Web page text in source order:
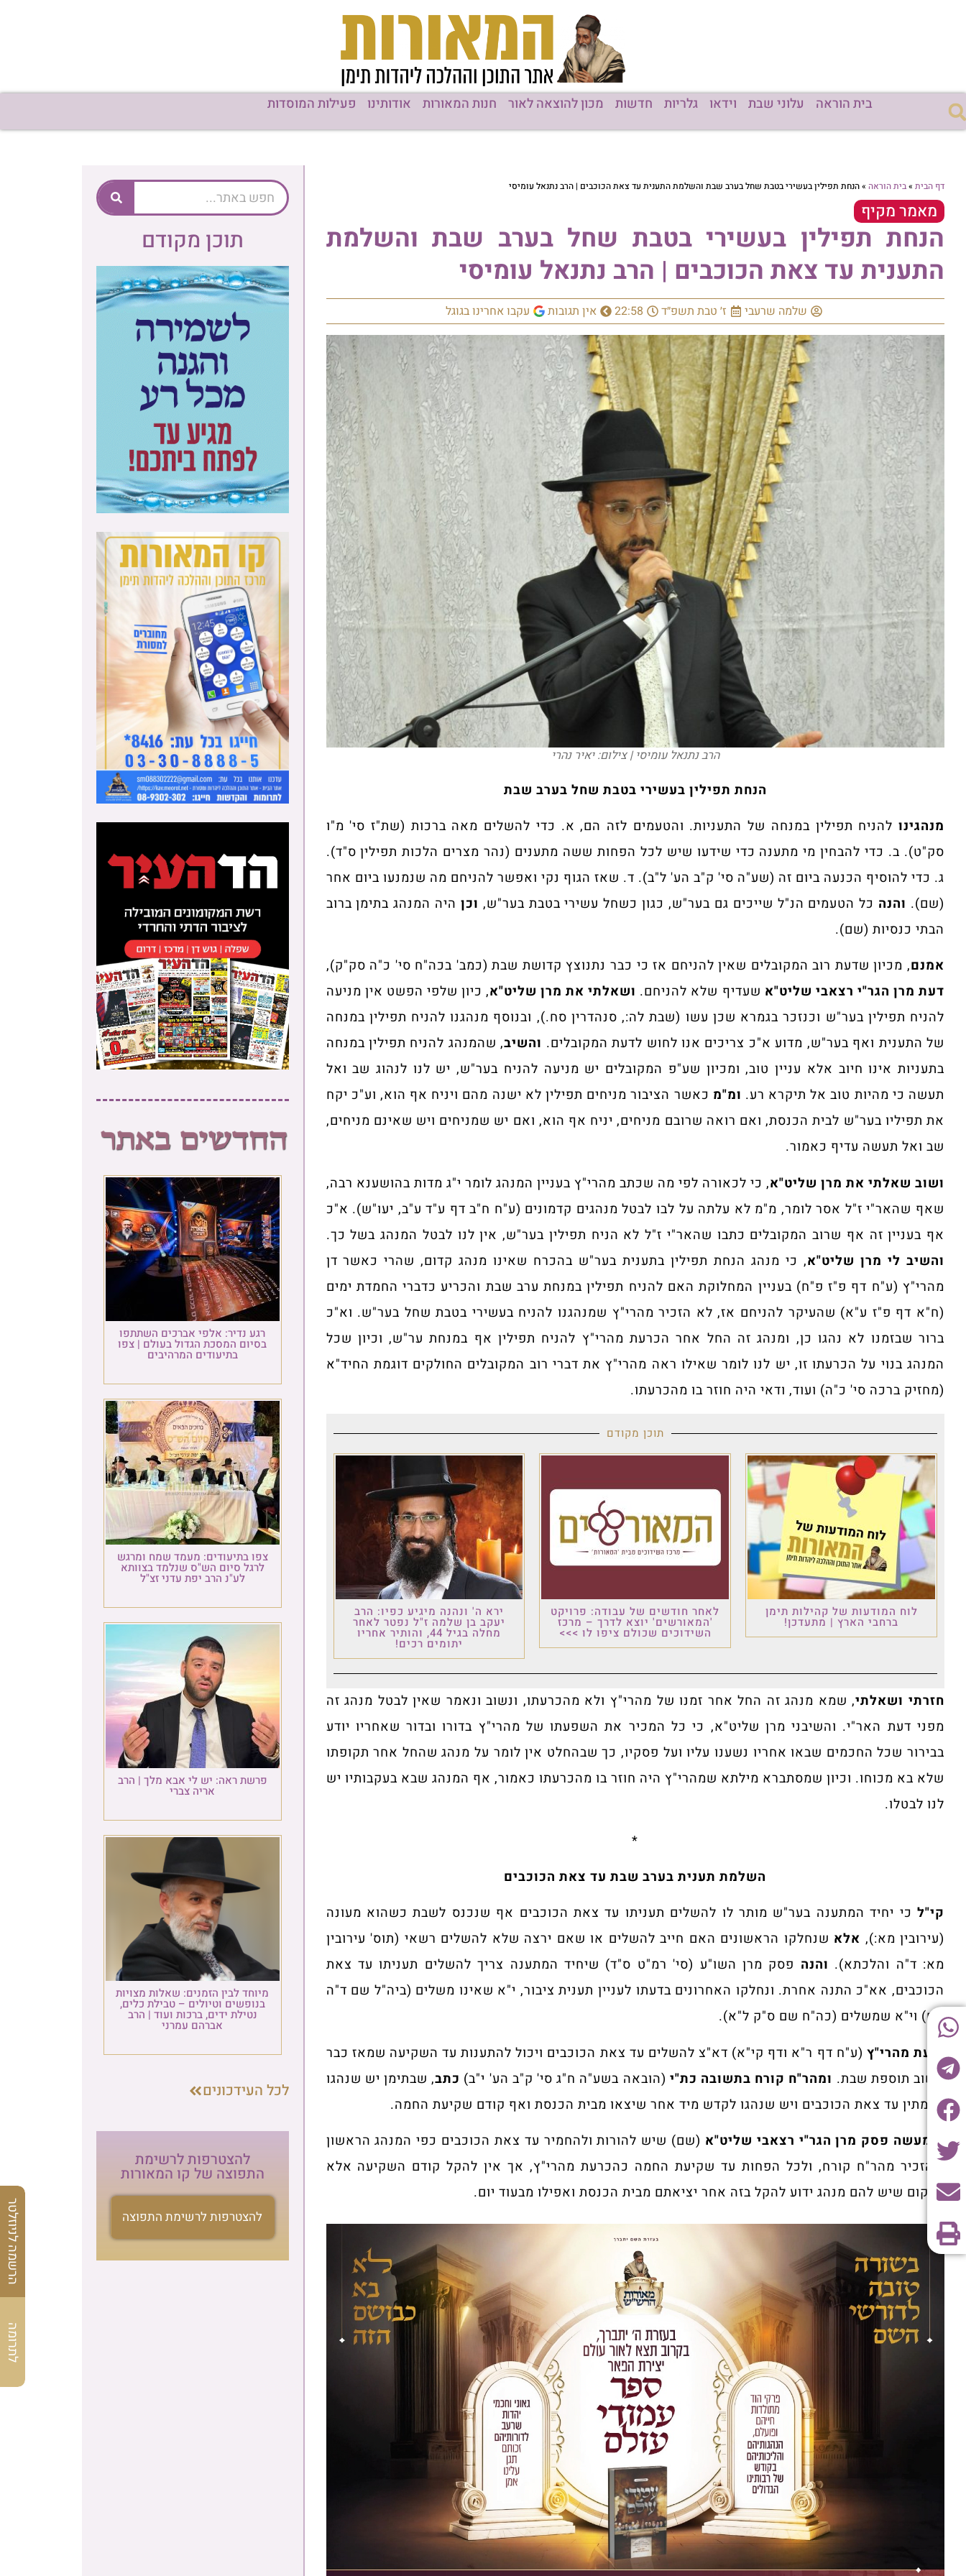
בית הוראה עלוני שבת וידאו גלריות חדשות מכון להוצאה לאור חנות המאורות אודותינו פעילות המוסדות
דף הבית »בית הוראה »הנחת תפילין בעשירי בטבת שחל בערב שבת והשלמת התענית עד צאת הכוכבים | הרב נתנאל עומיסי
מאמר מקיף
הנחת תפילין בעשירי בטבת שחל בערב שבת והשלמת
התענית עד צאת הכוכבים | הרב נתנאל עומיסי
שלמה שרעבי ז׳ טבת תשפ״ד 22:58 אין תגובות עקבו אחרינו בגוגל
הרב נתנאל עומיסי | צילום: יאיר נהרי
הנחת תפילין בעשירי בטבת שחל בערב שבת
מנהגינו להניח תפילין במנחה של התעניות. והטעמים לזה הם, א. כדי להשלים מאה ברכות (שת"ז סי' מ"ו
סק"ט). ב. כדי להבחין מי מתענה כדי שידעו שיש לכל הפחות ששה מתענים (נהר מצרים הלכות תפילין ס"ד).
ג. כדי להוסיף הכנעה ביום זה (שע"ה סי' ק"ב הע' ל"ב). ד. שאז הגוף נקי ואפשר להניחם מה שנמנעו ביום אחר
(שם). והנה כל הטעמים הנ"ל שייכים גם בער"ש, כגון כשחל עשירי בטבת בער"ש, וכן היה המנהג בתימן ברוב
הבתי כנסיות (שם).
אמנם, מכיון שדעת רוב המקובלים שאין להניחם אז כי כבר נתנוצץ קדושת שבת (כמב' בכה"ח סי' כ"ה סק"ק),
דעת מרן הגר"י רצאבי שליט"א שעדיף שלא להניחם. ושאלתי את מרן שליט"א, כיון שלפי הפשט אין מניעה
להניח תפילין בער"ש וכנזכר בגמרא שכן עשו (שבת לה:, סנהדרין סח.), ובנוסף מנהגנו להניח תפילין במנחה
של התענית ואף בער"ש, מדוע א"כ צריכים אנו לחוש לדעת המקובלים. והשיב, שהמנהג להניח תפילין במנחה
בתעניות אינו חיוב אלא עניין טוב, ומכיון שע"פ המקובלים יש מניעה להניח בער"ש, יש לנו לנהוג שב ואל
תעשה כי מהיות טוב אל תיקרא רע. ומ"מ כאשר הציבור מניחים תפילין לא ישנה מהם ויניח אף הוא, וע"כ יקח
את תפיליו בער"ש לבית הכנסת, ואם רואה שרובם מניחים, יניח אף הוא, ואם יש שמניחים ויש שאינם מניחים,
שב ואל תעשה עדיף כאמור.
ושוב שאלתי את מרן שליט"א, כי לכאורה לפי מה שכתב מהרי"ץ בעניין המנהג לומר י"ג מדות בהושענא רבה,
שאף שהאר"י ז"ל אסר לומר, מ"מ לא עלתה על לבו לבטל מנהגים קדמונים (ע"ח ח"ב דף ע"ד ע"ב, יעו"ש). א"כ
אף בעניין זה אף שרוב המקובלים כתבו שהאר"י ז"ל לא הניח תפילין בער"ש, אין לנו לבטל המנהג בשל כך.
והשיב לי מרן שליט"א, כי מנהג הנחת תפילין בתענית בער"ש בהכרח שאינו מנהג קדום, שהרי כאשר דן
מהרי"ץ (ע"ח דף פ"ז פ"ח) בעניין המחלוקת האם להניח תפילין במנחת ערב שבת והכריע כדברי החמדת ימים
(ח"א דף פ"ז ע"א) שהעיקר להניחם אז, לא הזכיר מהרי"ץ שמנהגנו להניח בעשירי בטבת שחל בער"ש. וא"כ
ברור שבזמנו לא נהגו כן, ומנהג זה החל אחר הכרעת מהרי"ץ להניח תפילין אף במנחת ער"ש, וכיון שכל
המנהג בנוי על הכרעתו זו, יש לנו לומר שאילו ראה מהרי"ץ את דברי רוב המקובלים החולקים דוגמת החיד"א
(מחזיק ברכה סי' כ"ה) ועוד, ודאי היה חוזר בו מהכרעתו.
תוכן מקודם
לוח המודעות של קהילות תימן
ברחבי הארץ | מתעדכן!
לאחר חודשים של עבודה: פרויקט
'המאורשים' יוצא לדרך – מרכז
השידוכים שכולם ציפו לו >>>
ירא ה' ונהנה מיגיע כפיו: הרב
יעקב בן שלמה ז"ל נפטר לאחר
מחלה בגיל 44, והותיר אחריו
יתומים רכים!
חזרתי ושאלתי, שמא מנהג זה החל אחר זמנו של מהרי"ץ ולא מהכרעתו, ונשוב ונאמר שאין לבטל מנהג זה
מפני דעת האר"י. והשיבני מרן שליט"א, כי כל המכיר את השפעתו של מהרי"ץ בדורו ובדור שאחריו יודע
בבירור שכל החכמים שבאו אחריו נשענו עליו ועל פסקיו, כך שבהחלט אין לומר על מנהג שהחל אחר תקופתו
שלא בא מכוחו. וכיון שמסתברא מילתא שמהרי"ץ היה חוזר בו מהכרעתו כאמור, אף המנהג שבא בעקבותיו יש
לנו לבטלו.
*
השלמת תענית בערב שבת עד צאת הכוכבים
קי"ל כי יחיד המתענה בער"ש מותר לו להשלים תעניתו עד צאת הכוכבים אף שנכנס לשבת כשהוא מעונה
(עירובין מא:), אלא שנחלקו הראשונים האם חייב להשלים או שאם ירצה שלא להשלים רשאי (תוס' עירובין
מא: ד"ה והלכתא). והנה פסק מרן השו"ע (סי' רמ"ט ס"ד) שיחיד המתענה צריך להשלים תעניתו עד צאת
הכוכבים, אא"כ התנה אחרת. ונחלקו האחרונים בדעתו לעניין תענית ציבור, י"א שאינו משלים (ביה"ל שם ד"ה
אם) וי"א שמשלים (כה"ח שם ס"ק ל"א).
ודעת מהרי"ץ (ע"ח דף ר"א ודף קי"א) דא"צ להשלים עד צאת הכוכבים ויכול להתענות עד השקיעה שמאז כבר
חשוב תוספת שבת. ומהר"ח קורח בתשובה כת"י (הובאה בשע"ה ח"ג סי' ק"ב הע' י"ב) כתב, שבתימן יש שנהגו
להמתין עד צאת הכוכבים ויש שנהגו לקדש מיד אחר שיצאו מבית הכנסת ואף קודם שקיעת החמה.
ולמעשה פסק מרן הגר"י רצאבי שליט"א (שם) שיש להורות ולהחמיר עד צאת הכוכבים כפי המנהג הראשון
שהזכיר מהר"ח קורח, ולכל הפחות עד שקיעת החמה כהכרעת מהרי"ץ, אך אין להקל קודם השקיעה אלא
במקום שיש להם מנהג ידוע להקל בזה אחר יציאתם מבית הכנסת ואפילו מבעוד יום.
תוכן מקודם
רגע נדיר: אלפי אברכים השתתפו
בסיום המסכת הגדול בעולם | צפו
בתיעודים המרהיבים
צפו בתיעודים: מעמד שמח ומרגש
לרגל סיום הש"ס שנלמד בצוותא
לע"נ הרב יפת עדני זצ"ל
פרשת ראה: יש לי אבא מלך | הרב
אריה צברי
מיוחד לבין הזמנים: שאלות מצויות
בנופשים וטיולים – טבילת כלים,
נטילת ידים, ברכות ועוד | הרב
אברהם עמרני
לכל העידכונים
להצטרפות לרשימת
התפוצה של קו המאורות
להצטרפות לרשימת התפוצה הרשמה לניוזלטר
לתרומה